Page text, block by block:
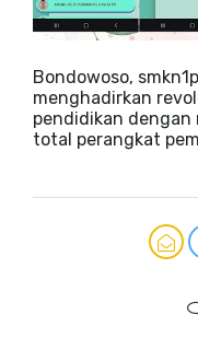
Bondowoso,
menghadirkan
pendidikan
total perangkat